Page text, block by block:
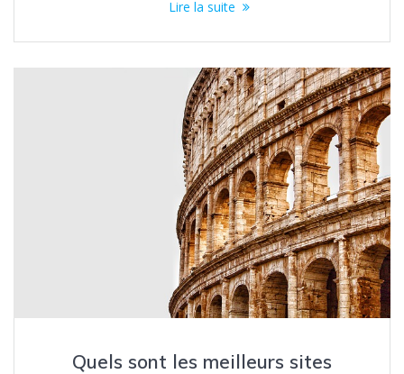
Lire la suite
Quels sont les meilleurs sites